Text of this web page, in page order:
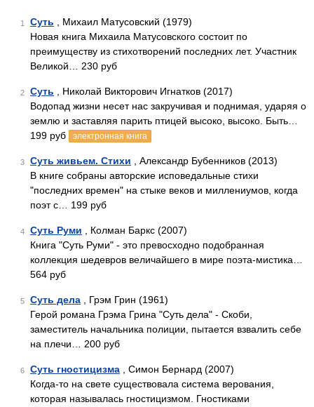
1 Суть , Михаил Матусовский (1979)
Новая книга Михаила Матусовского состоит по
преимуществу из стихотворений последних лет. Участник
Великой… 230 руб
2 Суть , Николай Викторович Игнатков (2017)
Водопад жизни несет нас закручивая и поднимая, ударяя о
землю и заставляя парить птицей высоко, высоко. Быть…
199 руб
электронная книга
3 Суть живьем. Стихи , Александр Бубенников (2013)
В книге собраны авторские исповедальные стихи
"последних времен" на стыке веков и миллениумов, когда
поэт с… 199 руб
4 Суть Руми , Колман Баркс (2007)
Книга "Суть Руми" - это превосходно подобранная
коллекция шедевров величайшего в мире поэта-мистика…
564 руб
5 Суть дела , Грэм Грин (1961)
Герой романа Грэма Грина "Суть дела" - Скоби,
заместитель начальника полиции, пытается взвалить себе
на плечи… 200 руб
6 Суть гностицизма , Симон Бернард (2007)
Когда-то на свете существовала система верования,
которая называлась гностицизмом. Гностиками